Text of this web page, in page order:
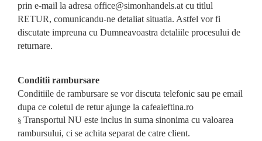
prin e-mail la adresa office@simonhandels.at cu titlul
RETUR, comunicandu-ne detaliat situatia. Astfel vor fi
discutate impreuna cu Dumneavoastra detaliile procesului de
returnare.
Conditii rambursare
Conditiile de rambursare se vor discuta telefonic sau pe email
dupa ce coletul de retur ajunge la cafeaieftina.ro
§ Transportul NU este inclus in suma sinonima cu valoarea
rambursului, ci se achita separat de catre client.